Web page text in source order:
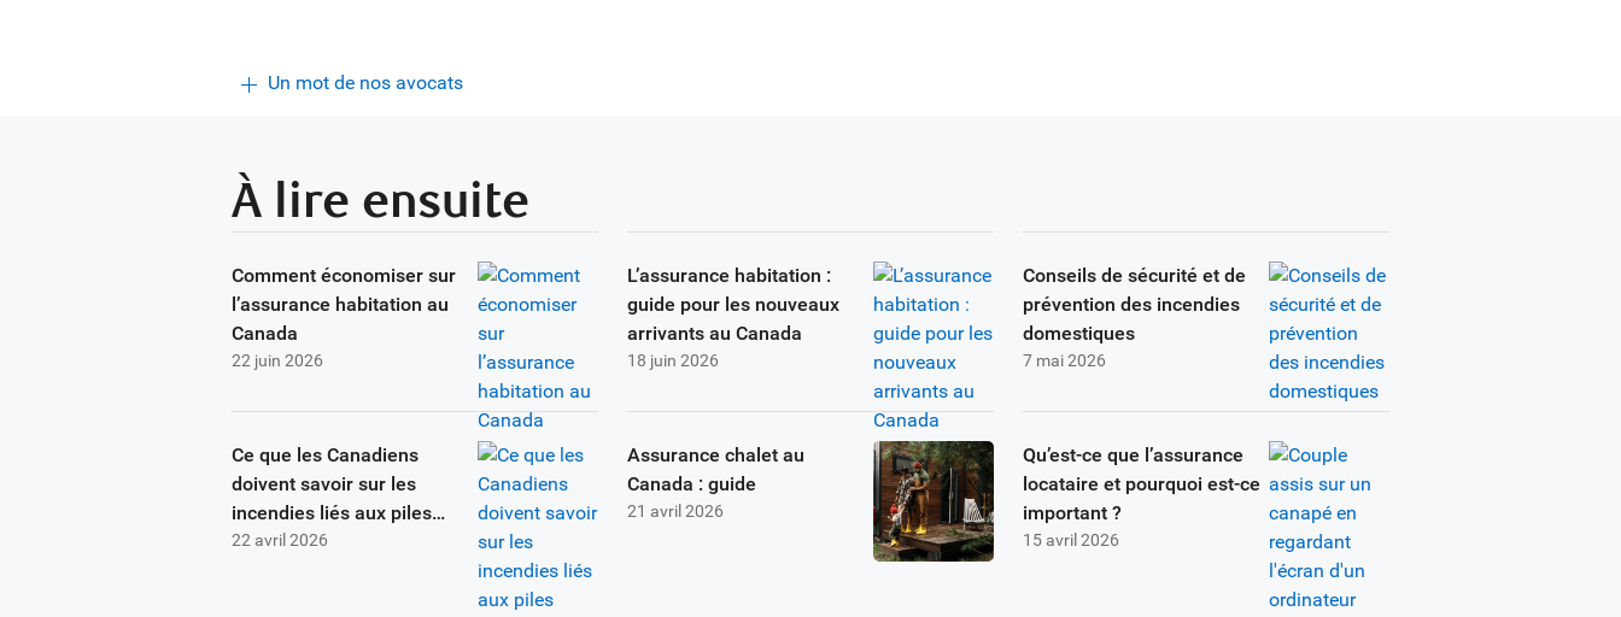
Un mot de nos avocats
À lire ensuite
22 juin 2026
Comment économiser sur
l’assurance habitation au
Canada
18 juin 2026
L’assurance habitation :
guide pour les nouveaux
arrivants au Canada
7 mai 2026
Conseils de sécurité et de
prévention des incendies
domestiques
22 avril 2026
Ce que les Canadiens
doivent savoir sur les
incendies liés aux piles
lithium-ion
21 avril 2026
Assurance chalet au
Canada : guide
15 avril 2026
Qu’est-ce que l’assurance
locataire et pourquoi est-ce
important ?